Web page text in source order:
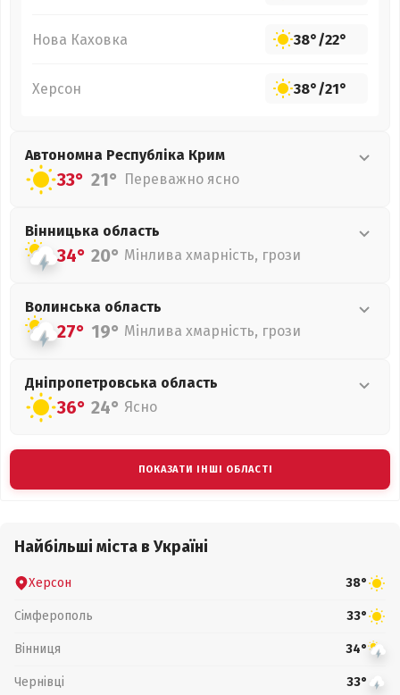
Нова Каховка 38°/22°
Херсон 38°/21°
Автономна Республіка Крим
33° 21° Переважно ясно
Вінницька область
34° 20° Мінлива хмарність, грози
Волинська область
27° 19° Мінлива хмарність, грози
Дніпропетровська область
36° 24° Ясно
ПОКАЗАТИ ІНШІ ОБЛАСТІ
Найбільші міста в Україні
Херсон 38°
Сімферополь 33°
Вінниця 34°
Чернівці 33°